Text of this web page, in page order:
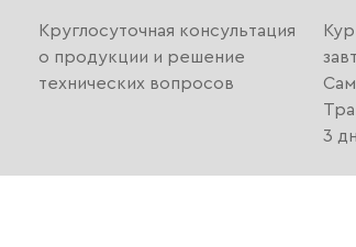
Круглосуточная консультация
о продукции и решение
технических вопросов
3